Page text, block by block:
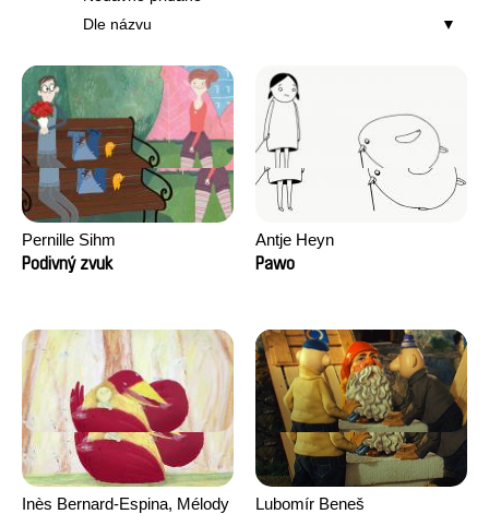
Dle názvu
Pernille Sihm
Podivný zvuk
Antje Heyn
Pawo
Inès Bernard-Espina, Mélody
Lubomír Beneš